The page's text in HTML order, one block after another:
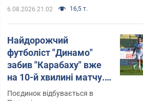
6.08.2026 21:02 16,5 т.
Найдорожчий
футболіст "Динамо"
забив "Карабаху" вже
на 10-й хвилині матчу.
Відео
Поєдинок відбувається в